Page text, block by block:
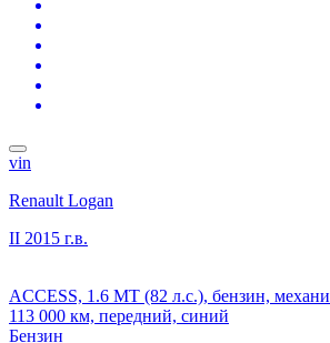
vin
Renault Logan
II 2015 г.в.
ACCESS, 1.6 MT (82 л.с.), бензин,
113 000 км, передний, синий
Бензин